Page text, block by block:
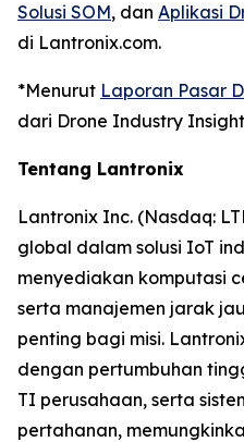
Solusi SOM, dan Aplikasi
di Lantronix.com.
*Menurut Laporan Pasar
dari Drone Industry
Tentang Lantronix
Lantronix Inc. (Nasdaq:
global dalam solusi IoT
menyediakan komputasi
serta manajemen jarak
penting bagi misi.
dengan pertumbuhan
TI perusahaan, serta
pertahanan,